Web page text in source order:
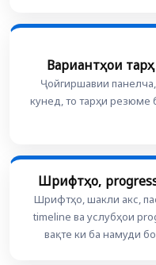
Вариантҳои
Ҷойгиршавии
кунед, то тарҳи
Шрифтҳо,
Шрифтҳо, шакли акс,
timeline ва услубҳои
вақте ки ба намуди